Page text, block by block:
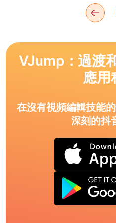
VJump：過渡
應用
在沒有視頻編輯技能
深刻的抖